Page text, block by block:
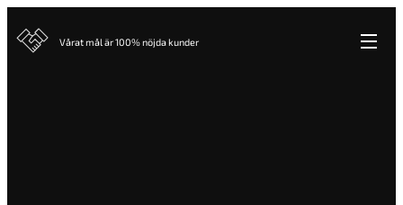
Vårat mål är 100% nöjda kunder